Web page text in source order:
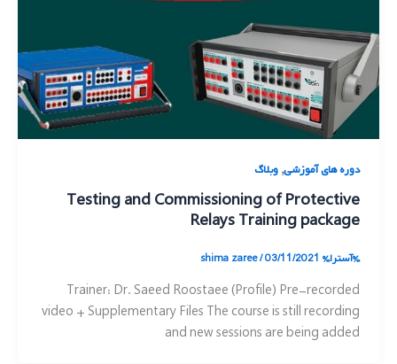
دوره های آموزشی, وبلاگ
Testing and Commissioning of Protective
Relays Training package
%آسترا% shima zaree/03/11/2021
Trainer: Dr. Saeed Roostaee (Profile) Pre-recorded
video + Supplementary Files The course is still recording
and new sessions are being added